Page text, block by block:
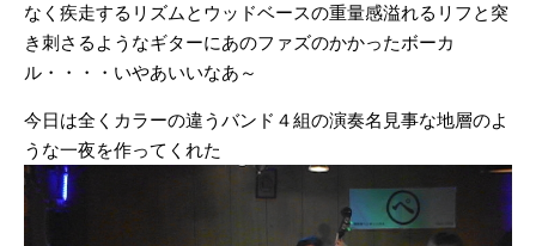
なく疾走するリズムとウッドベースの重量感溢れるリフと突
き刺さるようなギターにあのファズのかかったボーカ
ル・・・・いやあいいなあ～
今日は全くカラーの違うバンド４組の演奏名見事な地層のよ
うな一夜を作ってくれた